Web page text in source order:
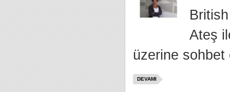
Ateş
üzerine sohbet
DEVAMI